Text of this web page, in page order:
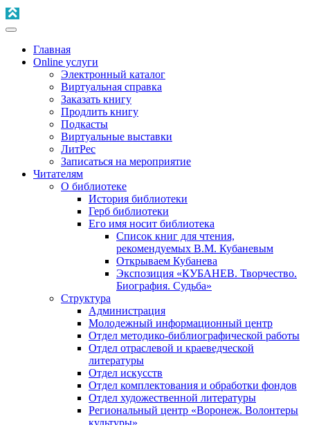
Главная
Online услуги
Электронный каталог
Виртуальная справка
Заказать книгу
Продлить книгу
Подкасты
Виртуальные выставки
ЛитРес
Записаться на мероприятие
Читателям
О библиотеке
История библиотеки
Герб библиотеки
Его имя носит библиотека
Список книг для чтения,
рекомендуемых В.М. Кубаневым
Открываем Кубанева
Экспозиция «КУБАНЕВ. Творчество.
Биография. Судьба»
Структура
Администрация
Молодежный информационный центр
Отдел методико-библиографической работы
Отдел отраслевой и краеведческой
литературы
Отдел искусств
Отдел комплектования и обработки фондов
Отдел художественной литературы
Региональный центр «Воронеж. Волонтеры
культуры»